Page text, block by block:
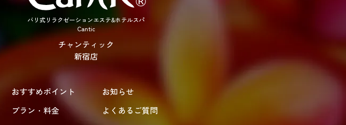
バリ式リラクゼーションエステ&ホテルスパ
Cantic
チャンティック
新宿店
おすすめポイント
お知らせ
プラン・料金
よくあるご質問